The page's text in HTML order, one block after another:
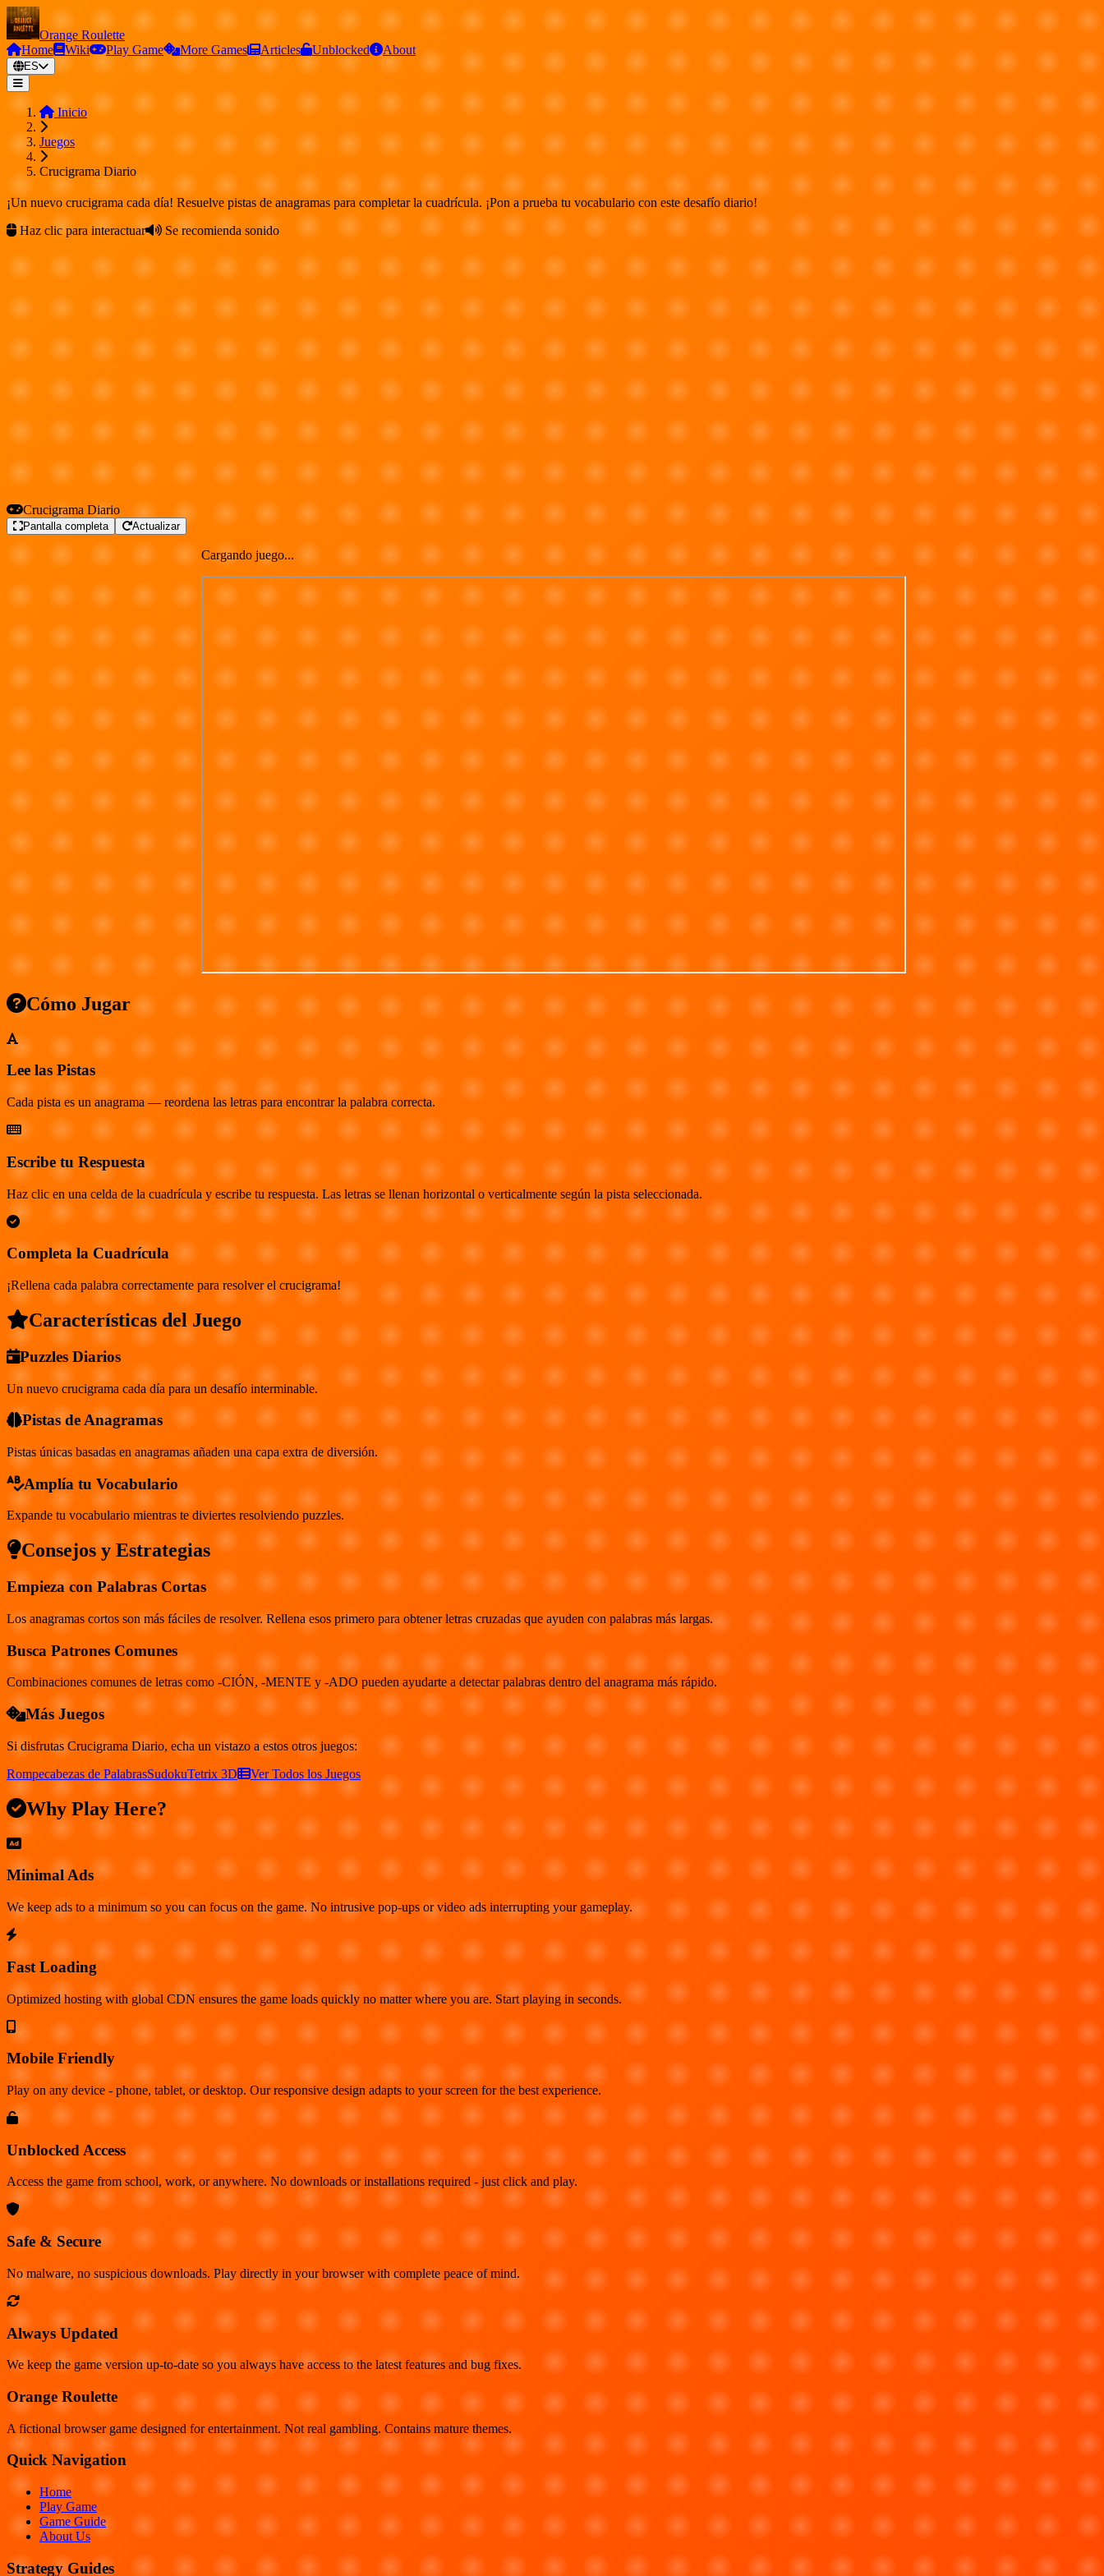
Orange Roulette
Home
Wiki Play Game More Games Articles Unblocked About
ES
Inicio
Juegos
Crucigrama Diario
¡Un nuevo crucigrama cada día! Resuelve pistas de anagramas para completar la cuadrícula. ¡Pon a prueba tu vocabulario con este desafío diario!
Haz clic para interactuar
Se recomienda sonido
Crucigrama Diario
Pantalla completa Actualizar
Cargando juego...
Cómo Jugar
Lee las Pistas
Cada pista es un anagrama — reordena las letras para encontrar la palabra correcta.
Escribe tu Respuesta
Haz clic en una celda de la cuadrícula y escribe tu respuesta. Las letras se llenan horizontal o verticalmente según la pista seleccionada.
Completa la Cuadrícula
¡Rellena cada palabra correctamente para resolver el crucigrama!
Características del Juego
Puzzles Diarios
Un nuevo crucigrama cada día para un desafío interminable.
Pistas de Anagramas
Pistas únicas basadas en anagramas añaden una capa extra de diversión.
Amplía tu Vocabulario
Expande tu vocabulario mientras te diviertes resolviendo puzzles.
Consejos y Estrategias
Empieza con Palabras Cortas
Los anagramas cortos son más fáciles de resolver. Rellena esos primero para obtener letras cruzadas que ayuden con palabras más largas.
Busca Patrones Comunes
Combinaciones comunes de letras como -CIÓN, -MENTE y -ADO pueden ayudarte a detectar palabras dentro del anagrama más rápido.
Más Juegos
Si disfrutas Crucigrama Diario, echa un vistazo a estos otros juegos:
Rompecabezas de PalabrasSudokuTetrix 3D Ver Todos los Juegos
Why Play Here?
Minimal Ads
We keep ads to a minimum so you can focus on the game. No intrusive pop-ups or video ads interrupting your gameplay.
Fast Loading
Optimized hosting with global CDN ensures the game loads quickly no matter where you are. Start playing in seconds.
Mobile Friendly
Play on any device - phone, tablet, or desktop. Our responsive design adapts to your screen for the best experience.
Unblocked Access
Access the game from school, work, or anywhere. No downloads or installations required - just click and play.
Safe & Secure
No malware, no suspicious downloads. Play directly in your browser with complete peace of mind.
Always Updated
We keep the game version up-to-date so you always have access to the latest features and bug fixes.
Orange Roulette
A fictional browser game designed for entertainment. Not real gambling. Contains mature themes.
Quick Navigation
Home
Play Game
Game Guide
About Us
Strategy Guides